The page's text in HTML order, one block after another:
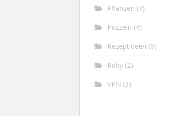
Pflanzen (7)
Puzzeln (4)
Rezeptideen (6)
Ruby (2)
VPN (3)